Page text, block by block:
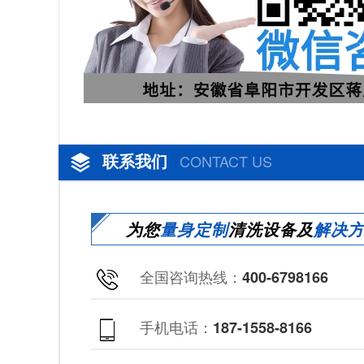
联系我们 CONTACT US
为您量身定制清洗设备及解决
全国咨询热线： 400-6798166
手机电话： 187-1558-8166